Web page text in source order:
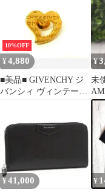
10%OFF
¥4,880
■美品■ GIVENCHY ジ
バンシィ ヴィンテージ
レディース ゴールド系
DN1813
¥
未
水
¥ 41,000 ¥